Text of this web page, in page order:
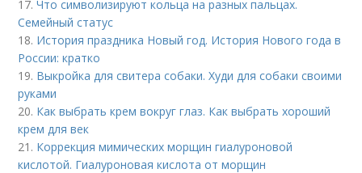
17.Что символизируют кольца на разных пальцах.
Семейный статус
18. История праздника Новый год. История Нового года в
России: кратко
19. Выкройка для свитера собаки. Худи для собаки своими
руками
20. Как выбрать крем вокруг глаз. Как выбрать хороший
крем для век
21. Коррекция мимических морщин гиалуроновой
кислотой. Гиалуроновая кислота от морщин